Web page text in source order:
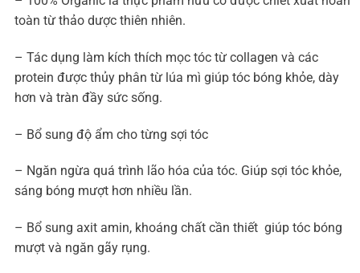
toàn từ thảo dược thiên nhiên.
– Tác dụng làm kích thích mọc tóc từ collagen và các
protein được thủy phân từ lúa mì giúp tóc bóng khỏe, dày
hơn và tràn đầy sức sống.
– Bổ sung độ ẩm cho từng sợi tóc
– Ngăn ngừa quá trình lão hóa của tóc. Giúp sợi tóc khỏe,
sáng bóng mượt hơn nhiều lần.
– Bổ sung axit amin, khoáng chất cần thiết giúp tóc bóng
mượt và ngăn gãy rụng.